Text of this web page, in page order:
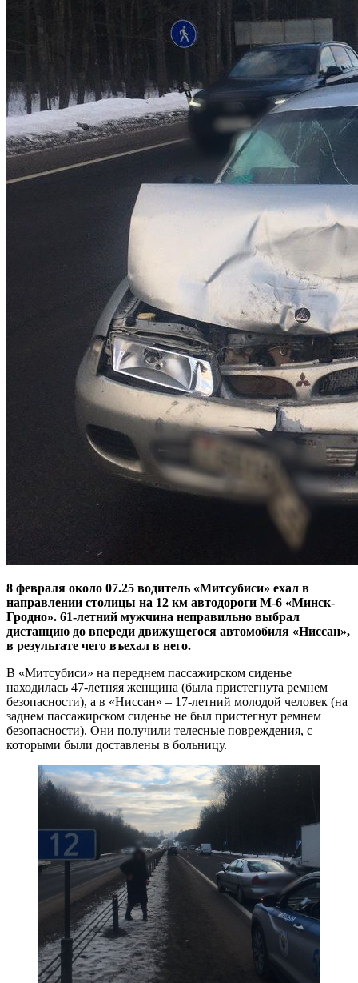
8 февраля около 07.25 водитель «Митсубиси» ехал в
направлении столицы на 12 км автодороги М-6 «Минск-
Гродно». 61-летний мужчина неправильно выбрал
дистанцию до впереди движущегося автомобиля «Ниссан»,
в результате чего въехал в него.
В «Митсубиси» на переднем пассажирском сиденье
находилась 47-летняя женщина (была пристегнута ремнем
безопасности), а в «Ниссан» – 17-летний молодой человек (на
заднем пассажирском сиденье не был пристегнут ремнем
безопасности). Они получили телесные повреждения, с
которыми были доставлены в больницу.